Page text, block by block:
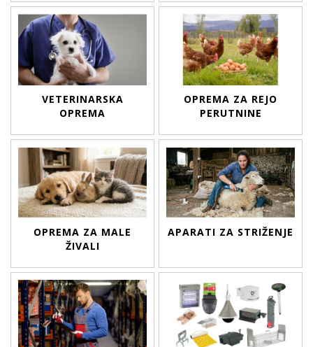
VETERINARSKA
OPREMA
OPREMA ZA REJO
PERUTNINE
OPREMA ZA MALE
ŽIVALI
APARATI ZA STRIŽENJE